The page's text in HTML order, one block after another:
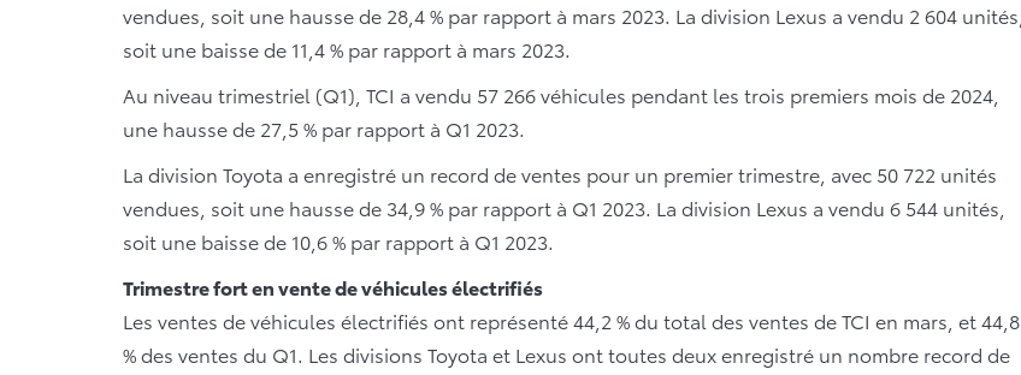
vendues, soit une hausse de 28,4 % par rapport à mars 2023. La division Lexus a vendu 2 604 unités,
soit une baisse de 11,4 % par rapport à mars 2023.
Au niveau trimestriel (Q1), TCI a vendu 57 266 véhicules pendant les trois premiers mois de 2024,
une hausse de 27,5 % par rapport à Q1 2023.
La division Toyota a enregistré un record de ventes pour un premier trimestre, avec 50 722 unités
vendues, soit une hausse de 34,9 % par rapport à Q1 2023. La division Lexus a vendu 6 544 unités,
soit une baisse de 10,6 % par rapport à Q1 2023.
Trimestre fort en vente de véhicules électrifiés
Les ventes de véhicules électrifiés ont représenté 44,2 % du total des ventes de TCI en mars, et 44,8
% des ventes du Q1. Les divisions Toyota et Lexus ont toutes deux enregistré un nombre record de